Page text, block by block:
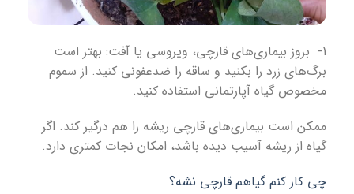
1- بروز بیماری‌های قارچی، ویروسی یا آفت: بهتر است
برگ‌های زرد را بکنید و ساقه را ضدعفونی کنید. از سموم
مخصوص گیاه آپارتمانی استفاده کنید.
ممکن است بیماری‌های قارچی ریشه را هم درگیر کند. اگر
گیاه از ریشه آسیب دیده باشد، امکان نجات کمتری دارد.
چی کار کنم گیاهم قارچی نشه؟